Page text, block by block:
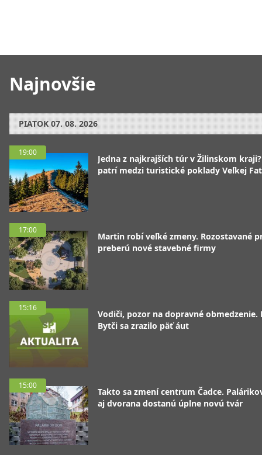
Najnovšie
PIATOK 07. 08. 2026
19:00
Jedna z najkrajších túr v Žilinskom
patrí medzi turistické poklady Veľkej
17:00
Martin robí veľké zmeny. Rozostavané
preberú nové stavebné firmy
15:16
Vodiči, pozor na dopravné obmedzenie.
Bytči sa zrazilo päť áut
15:00
Takto sa zmení centrum Čadce.
aj dvorana dostanú úplne novú tvár